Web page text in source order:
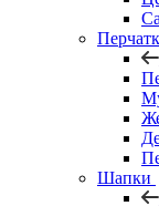
Шапки